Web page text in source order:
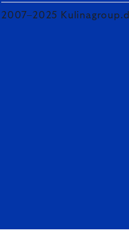
2007–2025